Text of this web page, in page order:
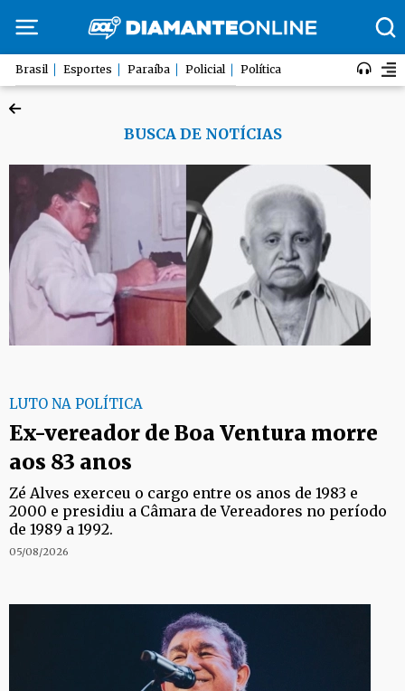
Brasil Esportes Paraíba Policial Política
BUSCA DE NOTÍCIAS
LUTO NA POLÍTICA
Ex-vereador de Boa Ventura morre
aos 83 anos
Zé Alves exerceu o cargo entre os anos de 1983 e
2000 e presidiu a Câmara de Vereadores no período
de 1989 a 1992.
05/08/2026